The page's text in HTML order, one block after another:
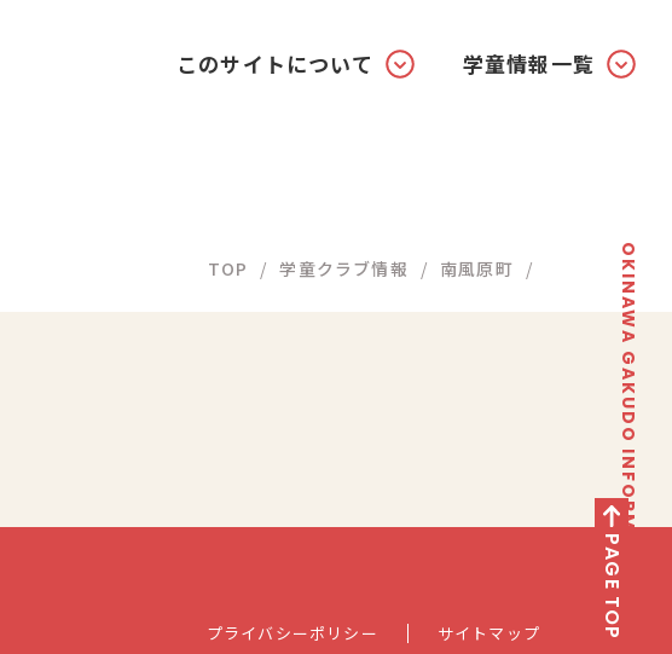
このサイトについて 学童情報一覧
OKINAWA GAKUDO INFORMATION SITE
TOP 学童クラブ情報 南風原町
プライバシーポリシー サイトマップ PAGE TOP